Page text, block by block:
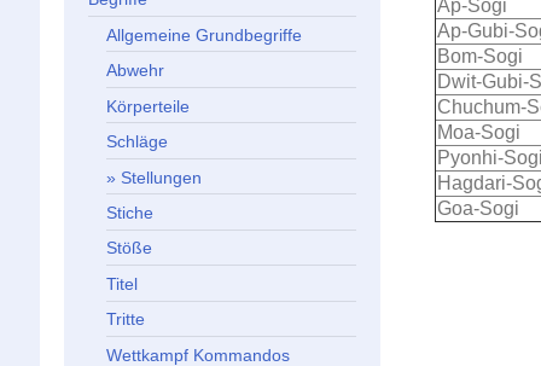
Ap-Sogi
Ap-Gubi-
Bom-Sogi
Dwit-Gubi-
Chuchum-
Moa-Sogi
Pyonhi-
Hagdari-
Goa-Sogi
Allgemeine Grundbegriffe
Abwehr
Körperteile
Schläge
Stellungen
Stiche
Stöße
Titel
Tritte
Wettkampf Kommandos